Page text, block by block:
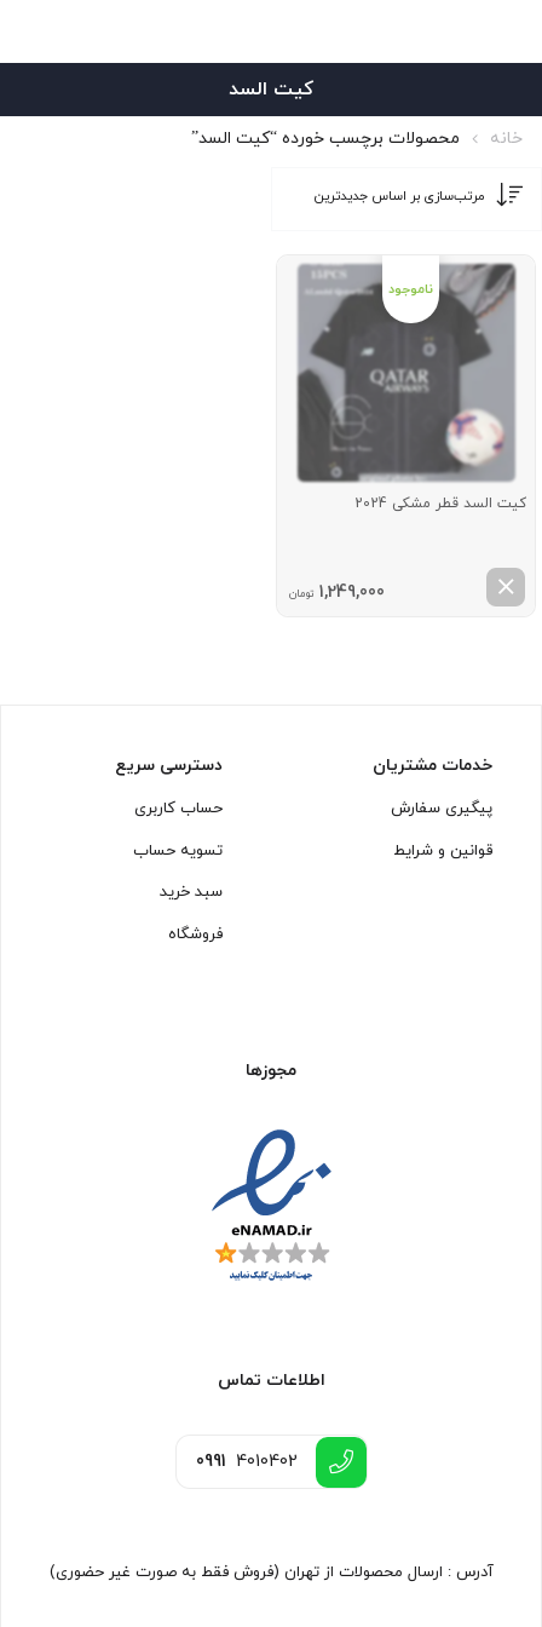
کیت السد
خانه محصولات برچسب خورده “کیت السد”
کیت السد قطر مشکی 2024
1,249,000 تومان
خدمات مشتریان
پیگیری سفارش
قوانین و شرایط
دسترسی سریع
حساب کاربری
تسویه حساب
سبد خرید
فروشگاه
مجوزها
اطلاعات تماس
0991 4010402
آدرس : ارسال محصولات از تهران (فروش فقط به صورت غیر حضوری)